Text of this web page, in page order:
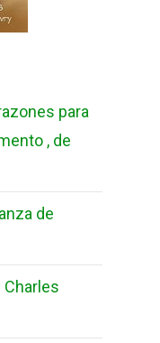
para
, de
de